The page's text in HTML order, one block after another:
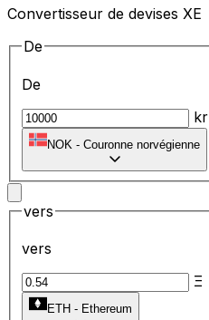
Convertisseur de devises XE
De
De
kr
NOK - Couronne norvégienne
vers
vers
Ξ
ETH - Ethereum